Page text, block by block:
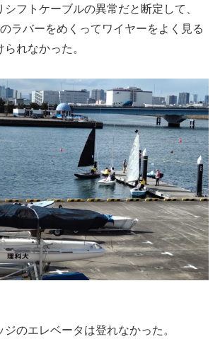
シフトケーブルの異常だと断定して、
ラバーをめくってワイヤーをよく見る
れなかった。
のエレベータは登れなかった。